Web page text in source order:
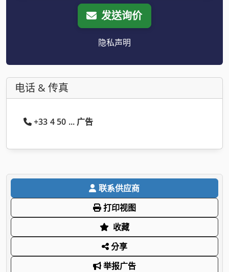
发送询价
隐私声明
电话 & 传真
+33 4 50 ... 广告
联系供应商
打印视图
收藏
分享
举报广告